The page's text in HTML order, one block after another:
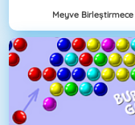
Meyve Birleştirmece